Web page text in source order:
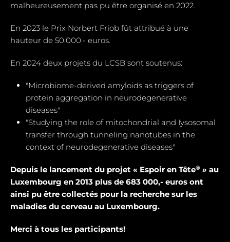
malheureusement pas pu être organisé en 2022.
En 2023 le Prix Norbert Friob fût attribué à une
hauteur de 50.000.- euros.
En 2024 deux projets du LCSB sont soutenus:
"Microbiome-derived amyloids as triggers of
protein aggregation in neurodegenerative
diseases"
"Studying the role of mitochondrial and Iysosomal
transfer through tunneling nanotubes in the
context of neurodegenerative diseases"
Depuis le lancement du projet « Espoir en Tête® » au
Luxembourg en 2013 plus de 683 000,- euros ont
ainsi pu être collectés pour la recherche sur les
maladies du cerveau au Luxembourg.
Merci à tous les participants!